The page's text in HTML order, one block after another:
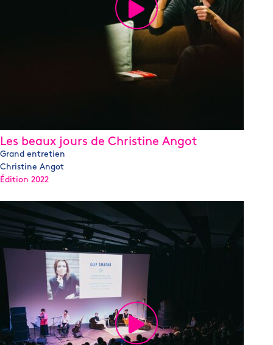
Les beaux jours de Christine Angot
Grand entretien
Christine Angot
Édition 2022